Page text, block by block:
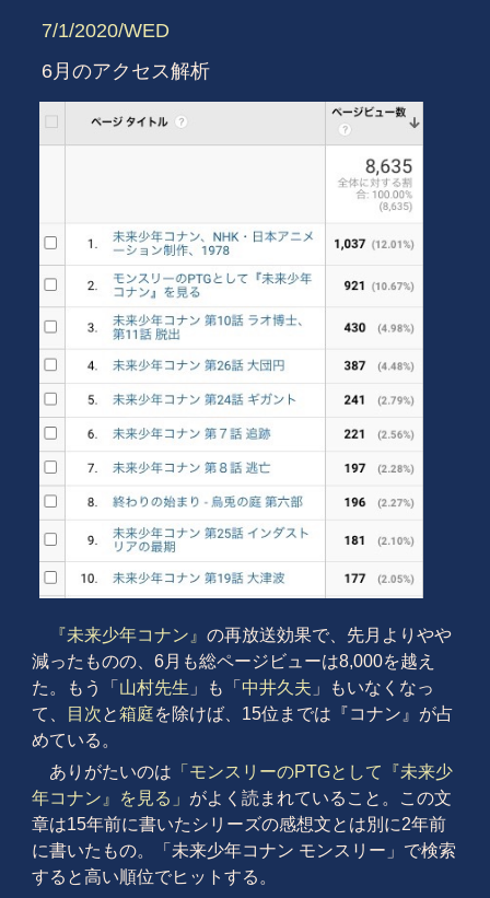
7/1/2020/WED
6月のアクセス解析
『未来少年コナン』 の再放送効果で、先月よりやや
減ったものの、6月も総ページビューは8,000を越え
た。もう「 山村先生 」も「 中井久夫 」もいなくなっ
て、
目次と箱庭を除けば、15位までは『コナン』が占
めている。
ありがたいのは 「モンスリーのPTGとして『未来少
年コナン』を見る」 がよく読まれていること。この文
章は15年前に書いたシリーズの感想文とは別に2年前
に書いたもの。「未来少年コナン モンスリー」で検索
すると高い順位でヒットする。